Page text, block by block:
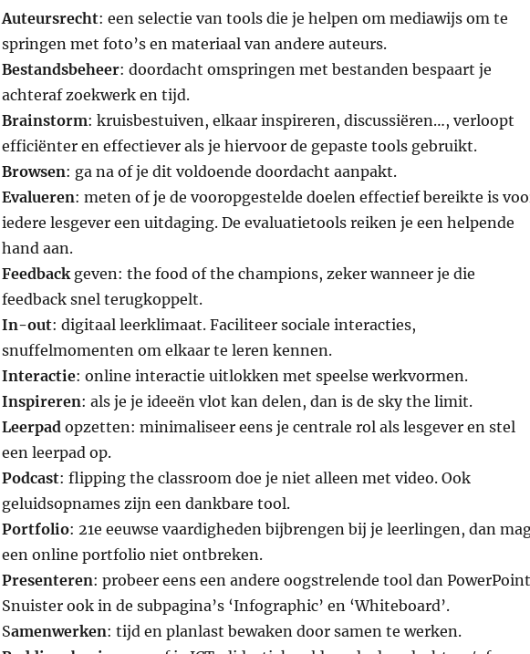
Auteursrecht: een selectie van tools die je helpen om mediawijs om te
springen met foto’s en materiaal van andere auteurs.
Bestandsbeheer: doordacht omspringen met bestanden bespaart je
achteraf zoekwerk en tijd.
Brainstorm: kruisbestuiven, elkaar inspireren, discussiëren…, verloopt
efficiënter en effectiever als je hiervoor de gepaste tools gebruikt.
Browsen: ga na of je dit voldoende doordacht aanpakt.
Evalueren: meten of je de vooropgestelde doelen effectief bereikte is
iedere lesgever een uitdaging. De evaluatietools reiken je een helpende
hand aan.
Feedback geven: the food of the champions, zeker wanneer je die
feedback snel terugkoppelt.
In-out: digitaal leerklimaat. Faciliteer sociale interacties,
snuffelmomenten om elkaar te leren kennen.
Interactie: online interactie uitlokken met speelse werkvormen.
Inspireren: als je je ideeën vlot kan delen, dan is de sky the limit.
Leerpad opzetten: minimaliseer eens je centrale rol als lesgever en stel
een leerpad op.
Podcast: flipping the classroom doe je niet alleen met video. Ook
geluidsopnames zijn een dankbare tool.
Portfolio: 21e eeuwse vaardigheden bijbrengen bij je leerlingen, dan
een online portfolio niet ontbreken.
Presenteren: probeer eens een andere oogstrelende tool dan
Snuister ook in de subpagina’s ‘Infographic’ en ‘Whiteboard’.
Samenwerken: tijd en planlast bewaken door samen te werken.